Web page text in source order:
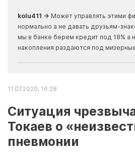
kolu411 → Может управлять этими
нормально а не давать друзьям-
мы в банке берем кредит под 18% а
накопления раздаются под
11.07.2020, 16:28
Ситуация
Токаев о
пневмонии